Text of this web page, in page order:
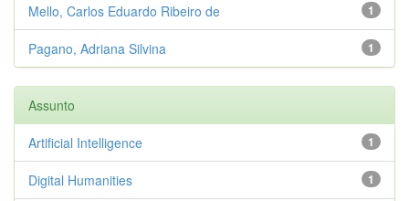
1
Mello, Carlos Eduardo Ribeiro de
1
Pagano, Adriana Silvina
Assunto
1
Artificial Intelligence
1
Digital Humanities